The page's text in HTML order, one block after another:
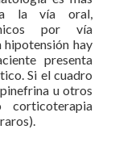
la vía oral,
por vía
hipotensión hay
presenta
Si el cuadro
u otros
corticoterapia